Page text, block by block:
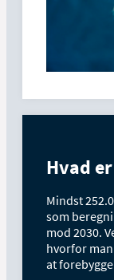
Hvad
Mindst
som
mod 2030.
hvorfor
at